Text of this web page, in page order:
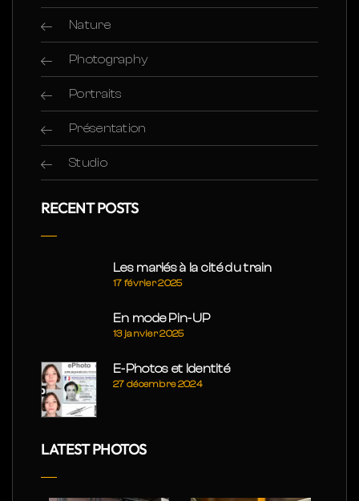
Nature
Photography
Portraits
Présentation
Studio
RECENT POSTS
Les mariés à la cité du train
17 février 2025
En mode Pin-UP
13 janvier 2025
E-Photos et Identité
27 décembre 2024
LATEST PHOTOS